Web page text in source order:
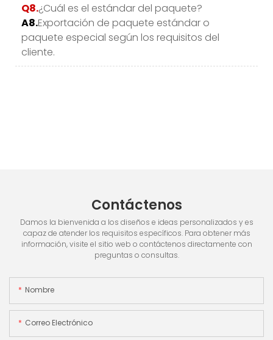
Q8.¿Cuál es el estándar del paquete?
A8.Exportación de paquete estándar o
paquete especial según los requisitos del
cliente.
Contáctenos
Damos la bienvenida a los diseños e ideas personalizados y es
capaz de atender los requisitos específicos. Para obtener más
información, visite el sitio web o contáctenos directamente con
preguntas o consultas.
Nombre
Correo Electrónico